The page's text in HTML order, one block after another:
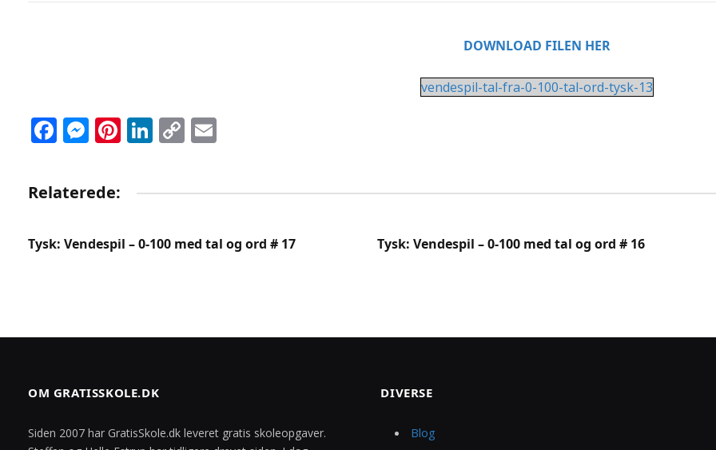
DOWNLOAD FILEN HER
vendespil-tal-fra-0-100-tal-ord-tysk-13
Facebook
Messenger
Pinterest
LinkedIn
Copy
Relaterede:
Tysk: Vendespil – 0-100 med tal og ord # 17 Tysk: Vendespil – 0-100 med tal og ord # 16
OM GRATISSKOLE.DK
Siden 2007 har GratisSkole.dk leveret gratis skoleopgaver.
DIVERSE
Blog